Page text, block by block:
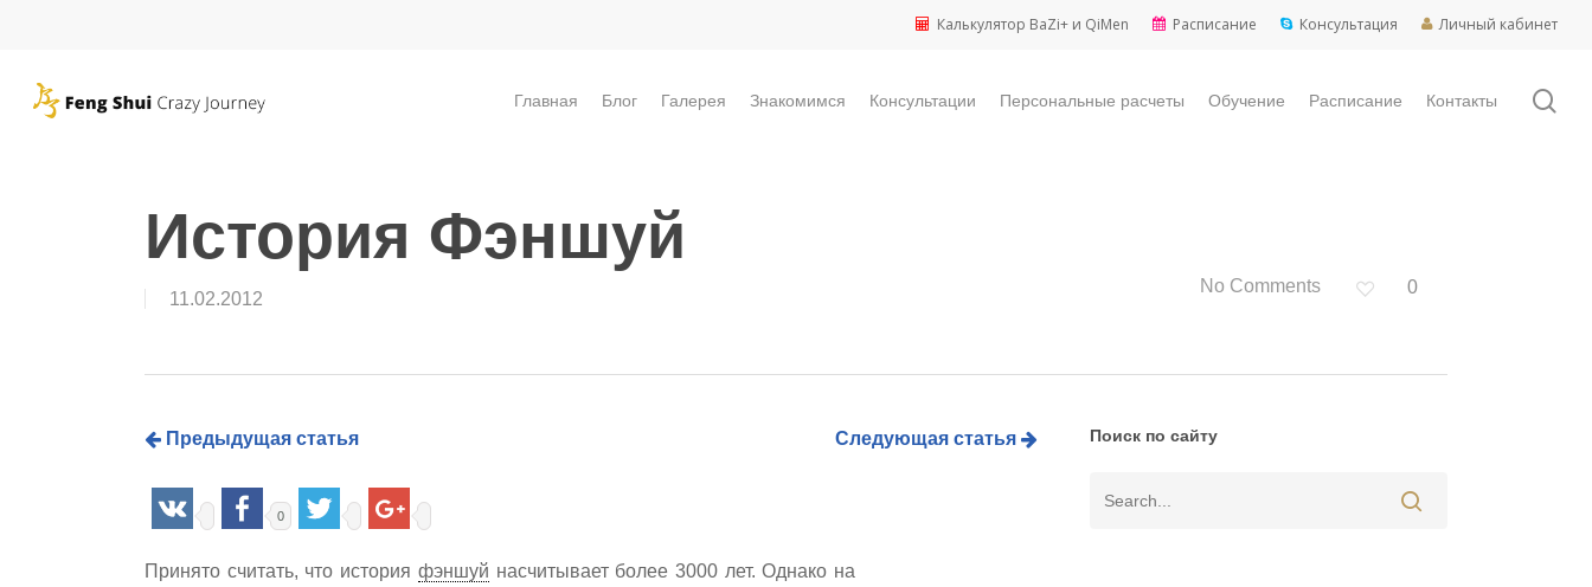
main
content
Калькулятор BaZi+ и QiMen Расписание Консультация Личный кабинет
Главная Блог Галерея Знакомимся Консультации Персональные расчеты Обучение Расписание Контакты
История Фэншуй
11.02.2012
No Comments 0
Предыдущая статья Следующая статья
0
Принято считать, что история фэншуй насчитывает более 3000 лет. Однако на
Поиск по сайту